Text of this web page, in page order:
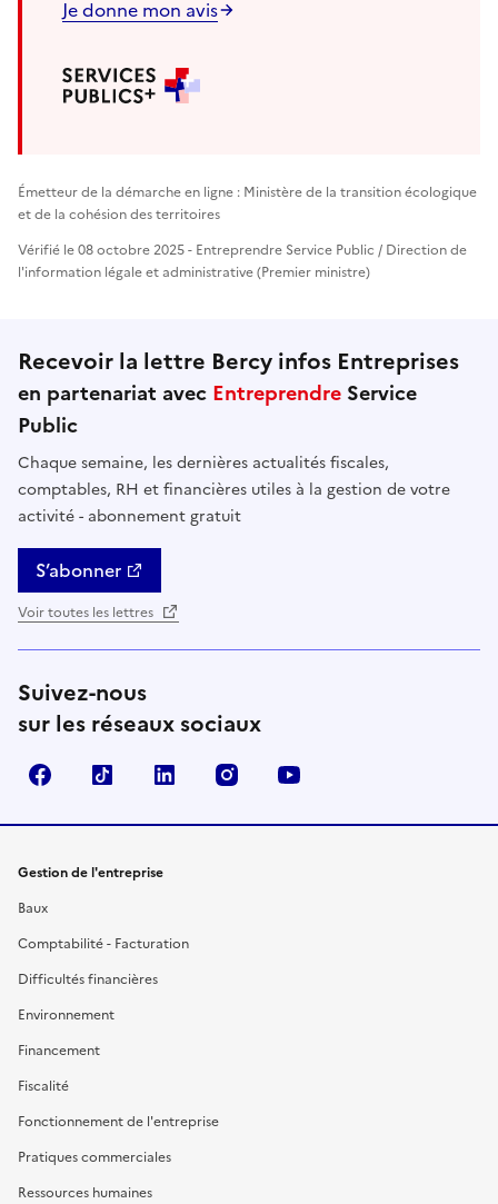
Je donne mon avis
Émetteur de la démarche en ligne : Ministère de la transition écologique
et de la cohésion des territoires
Vérifié le 08 octobre 2025 - Entreprendre Service Public / Direction de
l'information légale et administrative (Premier ministre)
Recevoir la lettre Bercy infos Entreprises
en partenariat avec Entreprendre Service
Public
Chaque semaine, les dernières actualités fiscales,
comptables, RH et financières utiles à la gestion de votre
activité - abonnement gratuit
S’abonner
Voir toutes les lettres
Suivez-nous
sur les réseaux sociaux
FacebookTikTok Linkedin Instagram
Gestion de l'entreprise
Baux
Comptabilité - Facturation
Difficultés financières
Environnement
Financement
Fiscalité
Fonctionnement de l'entreprise
Pratiques commerciales
Ressources humaines